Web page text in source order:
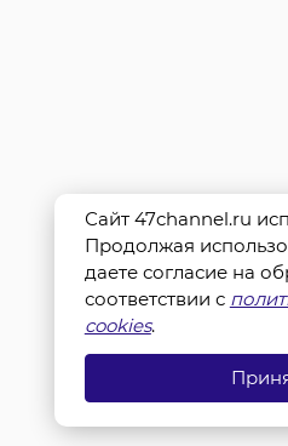
Сайт 47channel.ru
Продолжая
даете согласие на
соответствии с
cookies.